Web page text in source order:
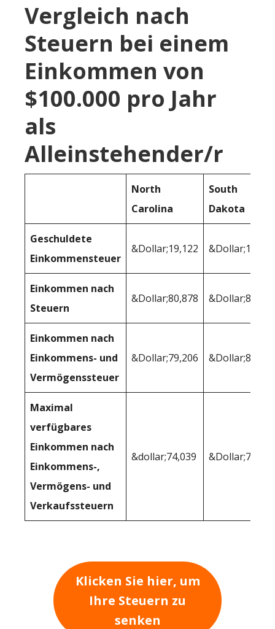
Vergleich nach
Steuern bei einem
Einkommen von
$100.000 pro Jahr
als
Alleinstehender/r
North
Carolina
South
Dakota
Geschuldete
Einkommensteuer
&Dollar;19,122 &Dollar;14,768
Einkommen nach
Steuern
&Dollar;80,878 &Dollar;85,232
Einkommen nach
Einkommens- und
Vermögenssteuer
&Dollar;79,206 &Dollar;82,175
Maximal
verfügbares
Einkommen nach
Einkommens-,
Vermögens- und
Verkaufssteuern
&dollar;74,039 &Dollar;77,232
Klicken Sie hier, um
Ihre Steuern zu
senken